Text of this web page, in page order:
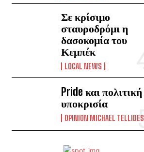
Σε κρίσιμο
σταυροδρόμι η
δασοκομία του
Κεμπέκ
LOCAL NEWS
Pride και πολιτική
υποκρισία
OPINION MICHAEL TELLIDES